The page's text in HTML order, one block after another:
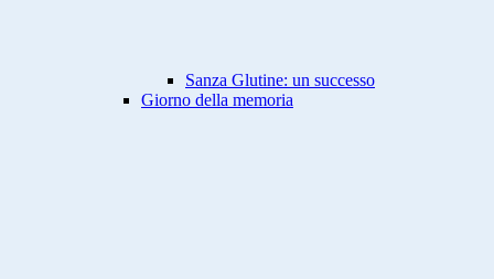
Sanza Glutine: un successo
Giorno della memoria